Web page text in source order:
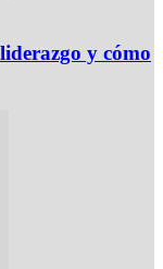
y cómo